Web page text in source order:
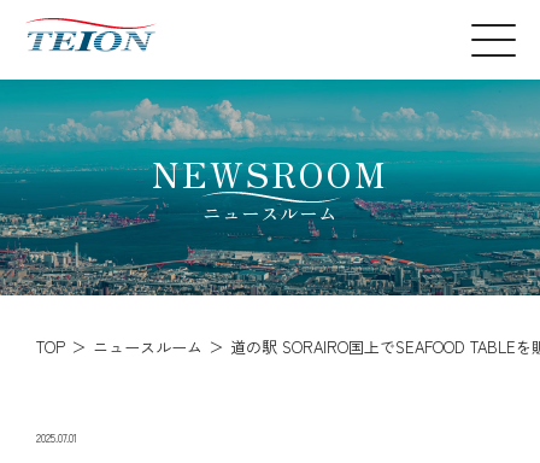
NEWSROOM
ニュースルーム
TOP ニュースルーム 道の駅 SORAIRO国上でSEAFOOD TABLEを
2025.07.01